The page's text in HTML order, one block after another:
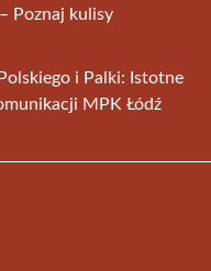
Poznaj kulisy
i Palki: Istotne
MPK Łódź